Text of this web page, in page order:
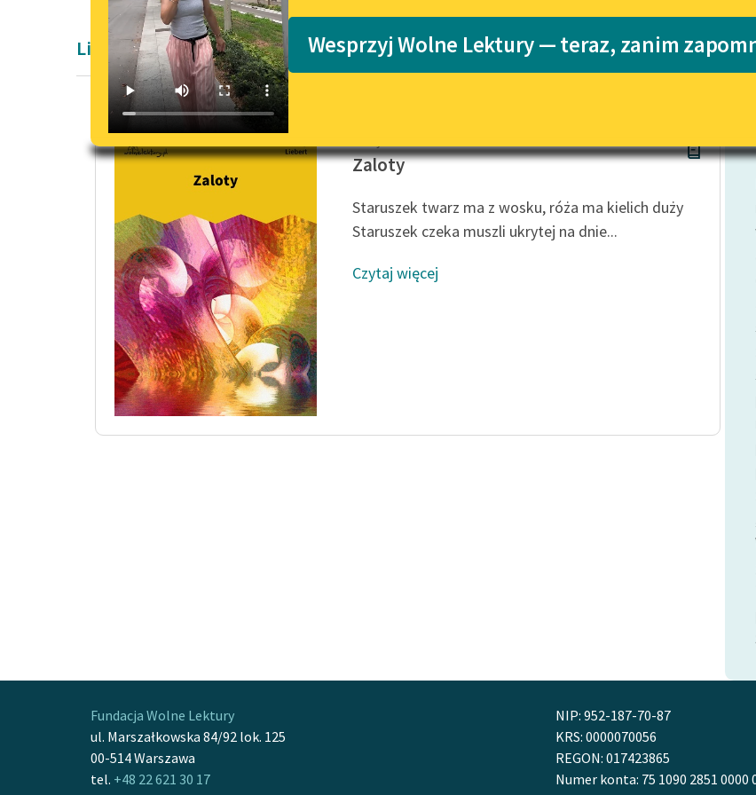
Lektury szkolne i klasyka
literatury do słuchania dla
E-kolekcja lektur szkolnych i
literatury do słuchania dla
niepełnosprawnościami
Feministyczne inspiracje.
Popularyzacja skandynawskiej
Katalog
Katalog
Wesprzyj Wolne Lektury — teraz, zanim
Liryka Dwudziestolecie międzywojenne Jerzego Lieberta
Zaloty
Staruszek twarz ma z wosku, róża ma kielich duży
Staruszek czeka muszli ukrytej na dnie...
Czytaj więcej
Fundacja Wolne Lektury
ul. Marszałkowska 84/92 lok. 125
00-514 Warszawa
tel. +48 22 621 30 17
NIP: 952-187-70-87
KRS: 0000070056
REGON: 017423865
Numer konta: 75 1090 2851 0000